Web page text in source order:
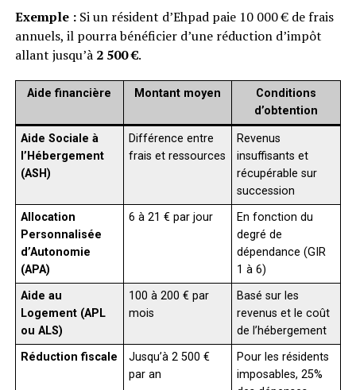
Exemple :Si un résident d’Ehpad paie 10 000 € de frais
annuels, il pourra bénéficier d’une réduction d’impôt
allant jusqu’à 2 500 €.
Aide financière Montant moyen
Conditions
d’obtention
Aide Sociale à
l’Hébergement
(ASH)
Différence entre
frais et ressources
Revenus
insuffisants et
récupérable sur
succession
Allocation
Personnalisée
d’Autonomie
(APA)
6 à 21 € par jour
En fonction du
degré de
dépendance (GIR
1 à 6)
Aide au
Logement (APL
ou ALS)
100 à 200 € par
mois
Basé sur les
revenus et le coût
de l’hébergement
Réduction fiscale
Jusqu’à 2 500 €
par an
Pour les résidents
imposables, 25%